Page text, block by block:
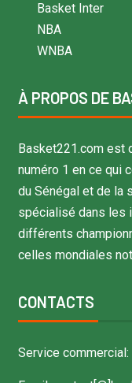
Basket Inter
NBA
WNBA
À PROPOS DE
Basket221.com est
numéro 1 en ce qui
du Sénégal et de la
spécialisé dans les
différents
celles mondiales
CONTACTS
Service